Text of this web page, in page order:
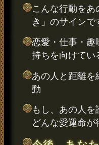
こんな行動を
き」のサインで
恋愛・仕事・
持ちを向けてい
あの人と距離
動
もし、あの人
どんな愛運命が